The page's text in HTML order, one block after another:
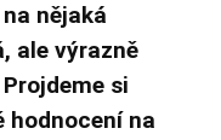
nějaká
ale výrazně
si
hodnocení na